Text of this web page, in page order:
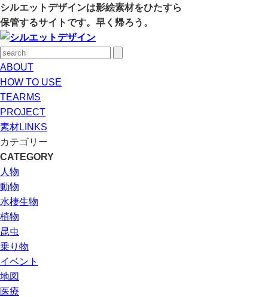
シルエットデザインは影絵素材をひたすら
保管するサイトです。早く帰ろう。
ABOUT
HOW TO USE
TEARMS
PROJECT
素材LINKS
カテゴリー
CATEGORY
人物
動物
水棲生物
植物
昆虫
乗り物
イベント
地図
医療